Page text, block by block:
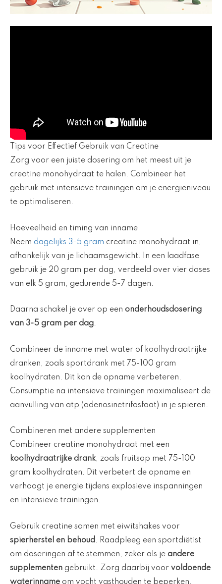
Tips voor Effectief Gebruik van Creatine
Zorg voor een juiste dosering om het meest uit je
creatine monohydraat te halen. Combineer het
gebruik met intensieve trainingen om je energieniveau
te optimaliseren.
Hoeveelheid en timing van inname
Neem dagelijks 3-5 gram creatine monohydraat in,
afhankelijk van je lichaamsgewicht. In een laadfase
gebruik je 20 gram per dag, verdeeld over vier doses
van elk 5 gram, gedurende 5-7 dagen.
Daarna schakel je over op een onderhoudsdosering
van 3-5 gram per dag.
Combineer de inname met water of koolhydraatrijke
dranken, zoals sportdrank met 75-100 gram
koolhydraten. Dit kan de opname verbeteren.
Consumptie na intensieve trainingen maximaliseert de
aanvulling van atp (adenosinetrifosfaat) in je spieren.
Combineren met andere supplementen
Combineer creatine monohydraat met een
koolhydraatrijke drank, zoals fruitsap met 75-100
gram koolhydraten. Dit verbetert de opname en
verhoogt je energie tijdens explosieve inspanningen
en intensieve trainingen.
Gebruik creatine samen met eiwitshakes voor
spierherstel en behoud . Raadpleeg een sportdiëtist
om doseringen af te stemmen, zeker als je andere
supplementen gebruikt. Zorg daarbij voor voldoende
waterinname om vocht vasthouden te beperken.